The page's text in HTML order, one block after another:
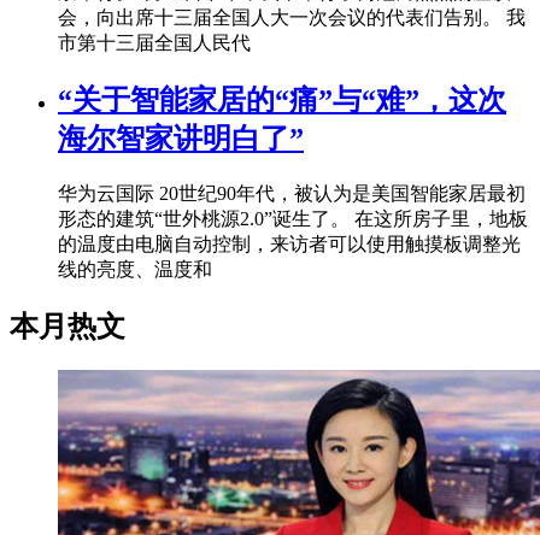
会，向出席十三届全国人大一次会议的代表们告别。 我
市第十三届全国人民代
“关于智能家居的“痛”与“难”，这次
海尔智家讲明白了”
华为云国际 20世纪90年代，被认为是美国智能家居最初
形态的建筑“世外桃源2.0”诞生了。 在这所房子里，地板
的温度由电脑自动控制，来访者可以使用触摸板调整光
线的亮度、温度和
本月热文